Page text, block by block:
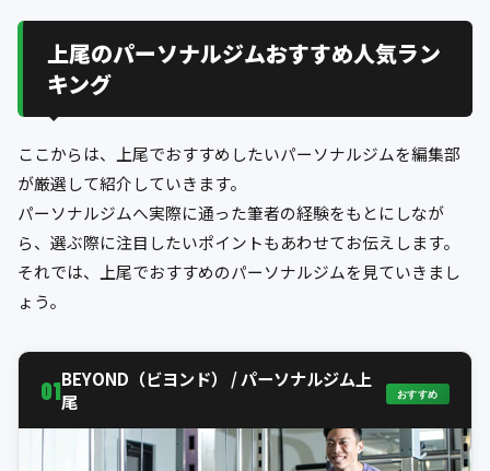
上尾のパーソナルジムおすすめ人気ラン
キング
ここからは、上尾でおすすめしたいパーソナルジムを編集部
が厳選して紹介していきます。
パーソナルジムへ実際に通った筆者の経験をもとにしなが
ら、選ぶ際に注目したいポイントもあわせてお伝えします。
それでは、上尾でおすすめのパーソナルジムを見ていきまし
ょう。
01BEYOND（ビヨンド） / パーソナルジム上
尾
おすすめ